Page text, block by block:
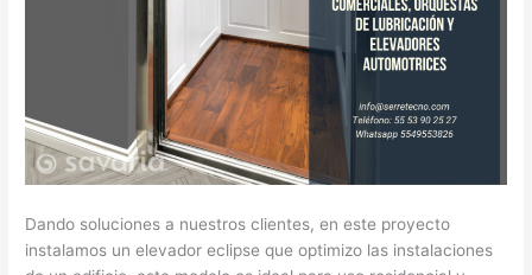
Dando soluciones a nuestros clientes, en este proyecto
instalamos un elevador eclipse que optimizo las instalaciones